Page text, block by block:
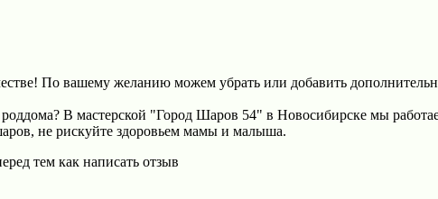
По вашему желанию можем убрать или добавить
В мастерской "Город Шаров 54" в Новосибирске мы
не рискуйте здоровьем мамы и малыша.
тем как написать отзыв